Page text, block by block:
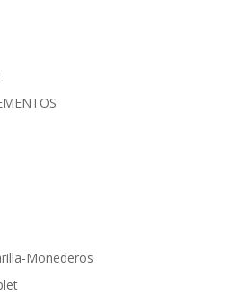
Monederos